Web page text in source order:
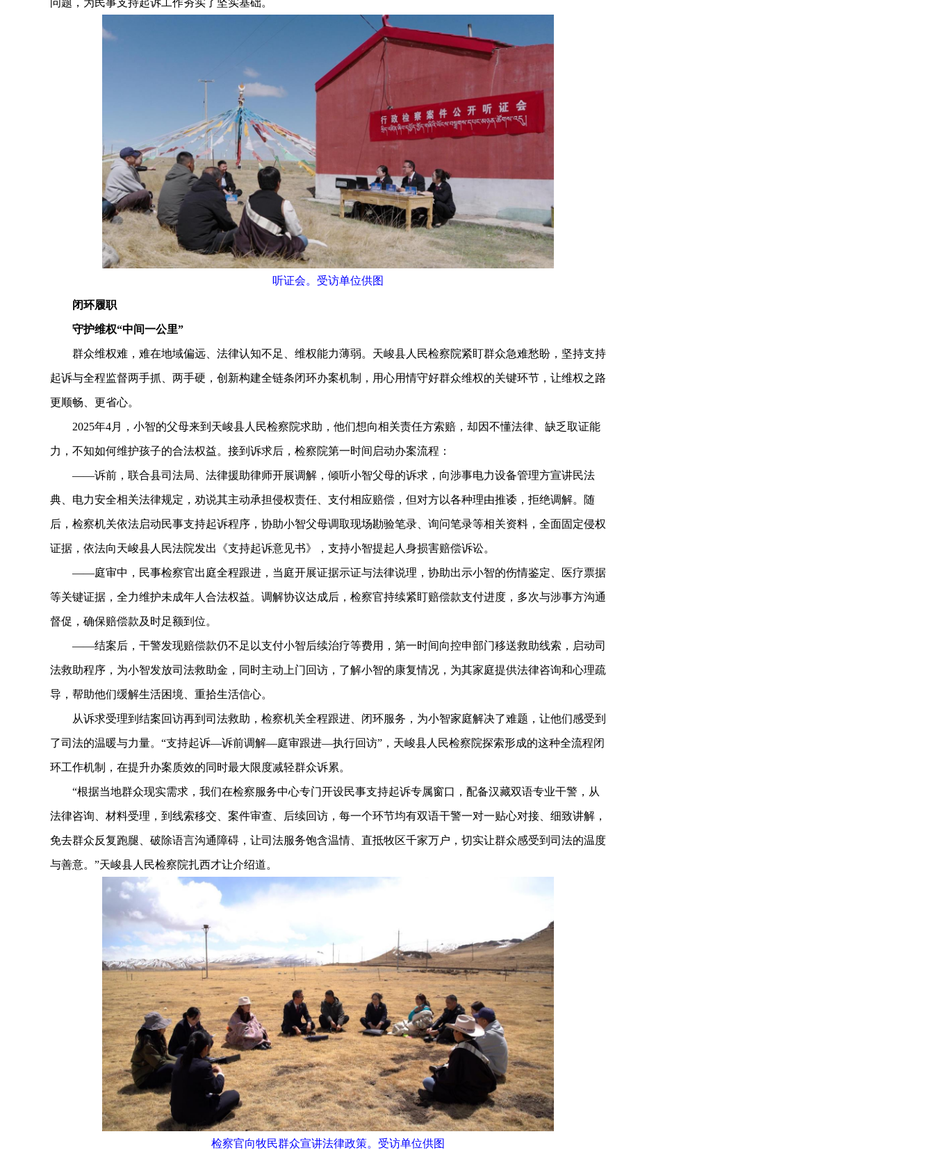
问题，为民事支持起诉工作夯实了坚实基础。
听证会。受访单位供图
闭环履职
守护维权“中间一公里”
群众维权难，难在地域偏远、法律认知不足、维权能力薄弱。天峻县人民检察院紧盯群众急难愁盼，坚持支持
起诉与全程监督两手抓、两手硬，创新构建全链条闭环办案机制，用心用情守好群众维权的关键环节，让维权之路
更顺畅、更省心。
2025年4月，小智的父母来到天峻县人民检察院求助，他们想向相关责任方索赔，却因不懂法律、缺乏取证能
力，不知如何维护孩子的合法权益。接到诉求后，检察院第一时间启动办案流程：
——诉前，联合县司法局、法律援助律师开展调解，倾听小智父母的诉求，向涉事电力设备管理方宣讲民法
典、电力安全相关法律规定，劝说其主动承担侵权责任、支付相应赔偿，但对方以各种理由推诿，拒绝调解。随
后，检察机关依法启动民事支持起诉程序，协助小智父母调取现场勘验笔录、询问笔录等相关资料，全面固定侵权
证据，依法向天峻县人民法院发出《支持起诉意见书》，支持小智提起人身损害赔偿诉讼。
——庭审中，民事检察官出庭全程跟进，当庭开展证据示证与法律说理，协助出示小智的伤情鉴定、医疗票据
等关键证据，全力维护未成年人合法权益。调解协议达成后，检察官持续紧盯赔偿款支付进度，多次与涉事方沟通
督促，确保赔偿款及时足额到位。
——结案后，干警发现赔偿款仍不足以支付小智后续治疗等费用，第一时间向控申部门移送救助线索，启动司
法救助程序，为小智发放司法救助金，同时主动上门回访，了解小智的康复情况，为其家庭提供法律咨询和心理疏
导，帮助他们缓解生活困境、重拾生活信心。
从诉求受理到结案回访再到司法救助，检察机关全程跟进、闭环服务，为小智家庭解决了难题，让他们感受到
了司法的温暖与力量。“支持起诉—诉前调解—庭审跟进—执行回访”，天峻县人民检察院探索形成的这种全流程闭
环工作机制，在提升办案质效的同时最大限度减轻群众诉累。
“根据当地群众现实需求，我们在检察服务中心专门开设民事支持起诉专属窗口，配备汉藏双语专业干警，从
法律咨询、材料受理，到线索移交、案件审查、后续回访，每一个环节均有双语干警一对一贴心对接、细致讲解，
免去群众反复跑腿、破除语言沟通障碍，让司法服务饱含温情、直抵牧区千家万户，切实让群众感受到司法的温度
与善意。”天峻县人民检察院扎西才让介绍道。
检察官向牧民群众宣讲法律政策。受访单位供图